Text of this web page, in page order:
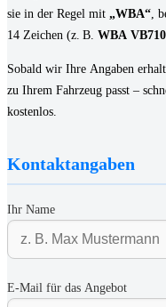
sie in der Regel mit „WBA“ ,
14 Zeichen (z. B. WBA
Sobald wir Ihre Angaben
zu Ihrem Fahrzeug passt –
kostenlos.
Kontaktangaben
Ihr Name
E-Mail für das Angebot